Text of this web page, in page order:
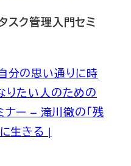
スク管理入門セミ
分の思い通りに時
りたい人のための
ー – 滝川徹の「残
生きる |